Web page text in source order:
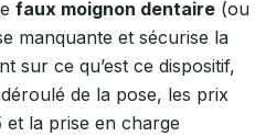
faux moignon dentaire (ou
manquante et sécurise la
sur ce qu’est ce dispositif,
de la pose, les prix
la prise en charge